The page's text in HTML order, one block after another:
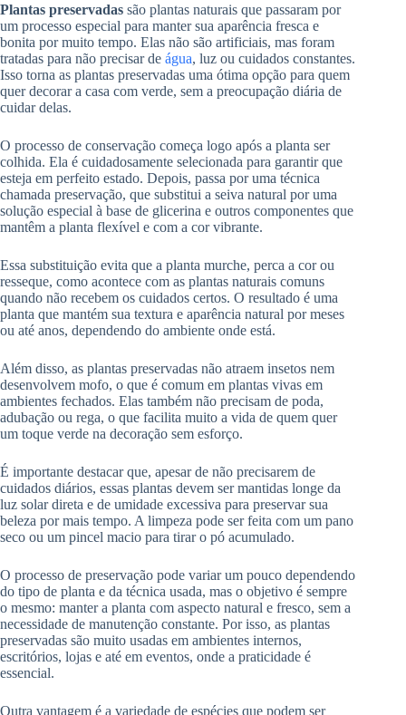
Plantas preservadas são plantas naturais que passaram por
um processo especial para manter sua aparência fresca e
bonita por muito tempo. Elas não são artificiais, mas foram
tratadas para não precisar de água, luz ou cuidados constantes.
Isso torna as plantas preservadas uma ótima opção para quem
quer decorar a casa com verde, sem a preocupação diária de
cuidar delas.
O processo de conservação começa logo após a planta ser
colhida. Ela é cuidadosamente selecionada para garantir que
esteja em perfeito estado. Depois, passa por uma técnica
chamada preservação, que substitui a seiva natural por uma
solução especial à base de glicerina e outros componentes que
mantêm a planta flexível e com a cor vibrante.
Essa substituição evita que a planta murche, perca a cor ou
resseque, como acontece com as plantas naturais comuns
quando não recebem os cuidados certos. O resultado é uma
planta que mantém sua textura e aparência natural por meses
ou até anos, dependendo do ambiente onde está.
Além disso, as plantas preservadas não atraem insetos nem
desenvolvem mofo, o que é comum em plantas vivas em
ambientes fechados. Elas também não precisam de poda,
adubação ou rega, o que facilita muito a vida de quem quer
um toque verde na decoração sem esforço.
É importante destacar que, apesar de não precisarem de
cuidados diários, essas plantas devem ser mantidas longe da
luz solar direta e de umidade excessiva para preservar sua
beleza por mais tempo. A limpeza pode ser feita com um pano
seco ou um pincel macio para tirar o pó acumulado.
O processo de preservação pode variar um pouco dependendo
do tipo de planta e da técnica usada, mas o objetivo é sempre
o mesmo: manter a planta com aspecto natural e fresco, sem a
necessidade de manutenção constante. Por isso, as plantas
preservadas são muito usadas em ambientes internos,
escritórios, lojas e até em eventos, onde a praticidade é
essencial.
Outra vantagem é a variedade de espécies que podem ser